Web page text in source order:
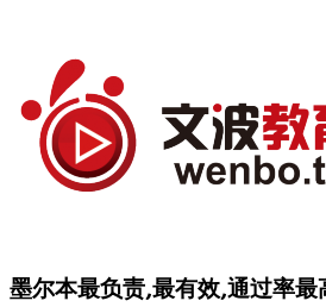
墨尔本最负责,最有效,通过率最